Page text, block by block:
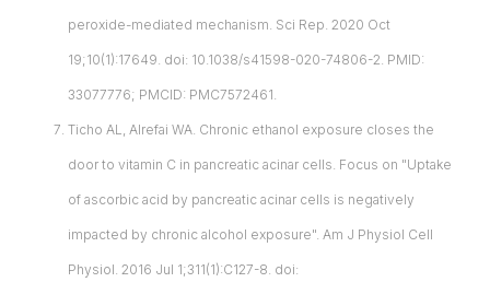
peroxide-mediated mechanism. Sci Rep. 2020 Oct
19;10(1):17649. doi: 10.1038/s41598-020-74806-2. PMID:
33077776; PMCID: PMC7572461.
Ticho AL, Alrefai WA. Chronic ethanol exposure closes the
door to vitamin C in pancreatic acinar cells. Focus on "Uptake
of ascorbic acid by pancreatic acinar cells is negatively
impacted by chronic alcohol exposure". Am J Physiol Cell
Physiol. 2016 Jul 1;311(1):C127-8. doi: